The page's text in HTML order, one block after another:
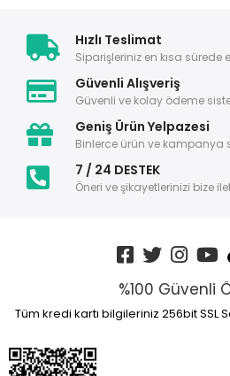
Hızlı Teslimat
Siparişleriniz en kısa sürede
Güvenli Alışveriş
Güvenli ve kolay ödeme
Geniş Ürün Yelpazesi
Binlerce ürün ve kampanya
7 / 24 DESTEK
Öneri ve şikayetlerinizi bize
%100 Güvenli
Tüm kredi kartı bilgileriniz 256bit SSL